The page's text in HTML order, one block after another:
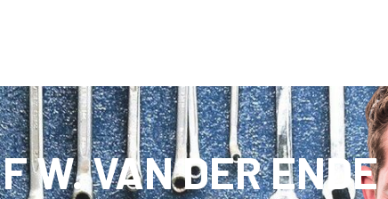
W. VAN DER ENDE